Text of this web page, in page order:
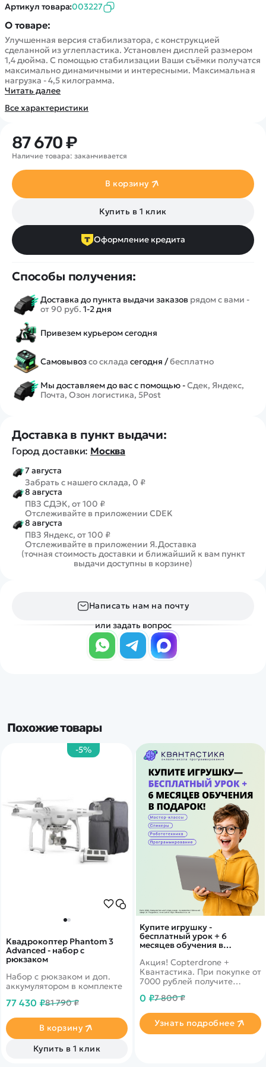
Артикул товара:003227
О товаре:
Улучшенная версия стабилизатора, с конструкцией
сделанной из углепластика. Установлен дисплей размером
1,4 дюйма. С помощью стабилизации Ваши съёмки получатся
максимально динамичными и интересными. Максимальная
нагрузка - 4,5 килограмма.
Читать далее
Все характеристики
87 670 ₽
Наличие товара: заканчивается
В корзину
Купить в 1 клик
Оформление кредита
Способы получения:
Доставка до пункта выдачи заказов рядом с вами -
от 90 руб. 1-2 дня
Привезем курьером сегодня
Самовывозсо склада сегодня /бесплатно
Мы доставляем до вас с помощью -Сдек, Яндекс,
Почта, Озон логистика, 5Post
Доставка в пункт выдачи:
Город доставки: Москва
7 августа
Забрать с нашего склада, 0 ₽
8 августа
ПВЗ СДЭК, от 100 ₽
Отслеживайте в приложении CDEK
8 августа
ПВЗ Яндекс, от 100 ₽
Отслеживайте в приложении Я.Доставка
(точная стоимость доставки и ближайший к вам пункт
выдачи доступны в корзине)
Написать нам на почту
или задать вопрос
Похожие товары
Купите игрушку -
бесплатный урок + 6
месяцев обучения в
Акция! Copterdrone +
Квантастика. При покупке от
7000 рублей получите
нашего партнера
0 ₽7 800 ₽
Узнать подробнее
-5%
Квадрокоптер Phantom 3
Advanced - набор с
рюкзаком
Набор с рюкзаком и доп.
аккумулятором в комплекте
77 430 ₽81 790 ₽
В корзину
Купить в 1 клик
Вертолеты
Роботы
Самолеты
Сборные модели
Детские электромобили
Конструкторы
Запчасти для моделей
Блог
Статьи про беспилотники
Обзор квадрокоптеров
Аренда Квадрокоптеров
Покупка в кредит
Контакты
Оплата и доставка
Помощь
Отследить заказ
Оплата на сайте